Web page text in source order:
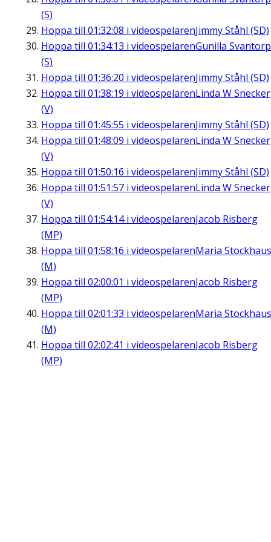
(S)
Hoppa till 01:32:08 i videospelarenJimmy Ståhl (SD)
Hoppa till 01:34:13 i videospelarenGunilla Svantorp
(S)
Hoppa till 01:36:20 i videospelarenJimmy Ståhl (SD)
Hoppa till 01:38:19 i videospelarenLinda W Snecker
(V)
Hoppa till 01:45:55 i videospelarenJimmy Ståhl (SD)
Hoppa till 01:48:09 i videospelarenLinda W Snecker
(V)
Hoppa till 01:50:16 i videospelarenJimmy Ståhl (SD)
Hoppa till 01:51:57 i videospelarenLinda W Snecker
(V)
Hoppa till 01:54:14i videospelarenJacob Risberg
(MP)
Hoppa till 01:58:16 i videospelarenMaria Stockhaus
(M)
Hoppa till 02:00:01 i videospelarenJacob Risberg
(MP)
Hoppa till 02:01:33 i videospelarenMaria Stockhaus
(M)
Hoppa till 02:02:41 i videospelarenJacob Risberg
(MP)